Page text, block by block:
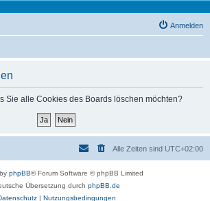
Anmelden
Sie alle Cookies des Boards löschen möchten?
Alle Zeiten sind UTC+02:00
phpBB® Forum Software © phpBB Limited
Übersetzung durch phpBB.de
| Nutzungsbedingungen